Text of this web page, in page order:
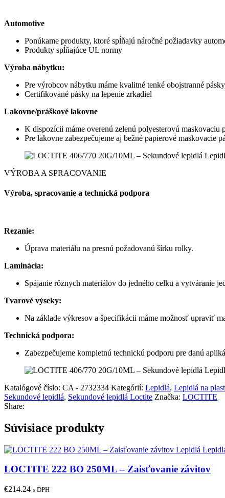
Automotive
Ponúkame produkty, ktoré spĺňajú náročné požiadavky
Produkty spĺňajúce UL normy
Výroba nábytku:
Pre výrobcov nábytku máme kvalitné tenké obojstranné
Certifikované pásky na lepenie zrkadiel
Lakovne/práškové lakovne
K dispozícii máme overenú zelenú polyesterovú
Pre lakovne zabezpečujeme aj bežné papierové maskovacie
VÝROBA A SPRACOVANIE
Výroba, spracovanie a technická podpora
Rezanie:
Úprava materiálu na presnú požadovanú šírku rolky.
Laminácia:
Spájanie rôznych materiálov do jedného celku a vytváranie
Tvarové výseky:
Na základe výkresov a špecifikácii máme možnosť upraviť
Technická podpora:
Zabezpečujeme kompletnú technickú podporu pre danú
Katalógové číslo: CA - 2732334 Kategórií: Lepidlá, Lepidlá na plast
Sekundové lepidlá, Sekundové lepidlá Loctite Značka: LOCTITE
Share:
Súvisiace produkty
LOCTITE 222 BO 250ML – Zaisťovanie závitov
€214.24 s DPH